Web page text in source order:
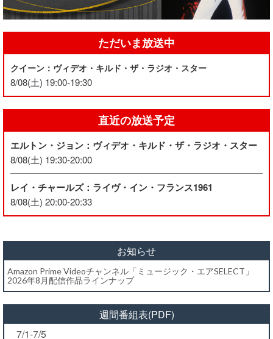
ただいま放送中
クイーン：ヴィデオ・キルド・ザ・ラジオ・スター
8/08(土) 19:00-19:30
直近の放送予定
エルトン・ジョン：ヴィデオ・キルド・ザ・ラジオ・スター
8/08(土) 19:30-20:00
レイ・チャールズ：ライヴ・イン・フランス1961
8/08(土) 20:00-20:33
お知らせ
Amazon Prime Videoチャンネル「ミュージック・エアSELECT」
2026年8月配信作品ラインナップ
週間番組表(PDF)
7/1-7/5